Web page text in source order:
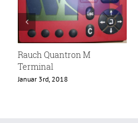
Rauch Quantron M
Terminal
Januar 3rd, 2018